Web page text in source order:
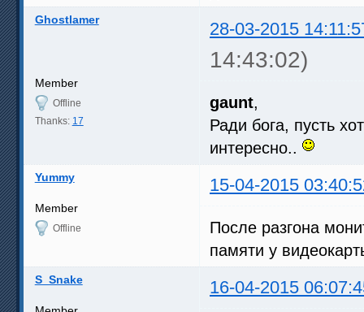
Ghostlamer 28-03-2015
14:43:02)
Member
Offline
Thanks: 17
gaunt,
Ради бога, пусть
интересно..
Yummy 15-04-2015
Member
Offline
После разгона
памяти у
S_Snake 16-04-2015